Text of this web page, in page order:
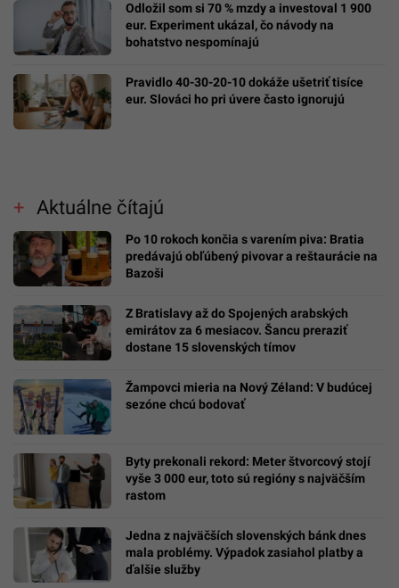
Odložil som si 70 % mzdy a investoval 1 900
eur. Experiment ukázal, čo návody na
bohatstvo nespomínajú
Pravidlo 40-30-20-10 dokáže ušetriť tisíce
eur. Slováci ho pri úvere často ignorujú
Aktuálne čítajú
Po 10 rokoch končia s varením piva: Bratia
predávajú obľúbený pivovar a reštaurácie na
Bazoši
Z Bratislavy až do Spojených arabských
emirátov za 6 mesiacov. Šancu preraziť
dostane 15 slovenských tímov
Žampovci mieria na Nový Zéland: V budúcej
sezóne chcú bodovať
Byty prekonali rekord: Meter štvorcový stojí
vyše 3 000 eur, toto sú regióny s najväčším
rastom
Jedna z najväčších slovenských bánk dnes
mala problémy. Výpadok zasiahol platby a
ďalšie služby